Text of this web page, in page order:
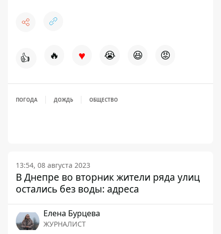
👍 🔥 ♥ 😭 😆 😡
ПОГОДА ДОЖДЬ ОБЩЕСТВО
13:54, 08 августа 2023
В Днепре во вторник жители ряда улиц
остались без воды: адреса
Елена Бурцева
ЖУРНАЛИСТ